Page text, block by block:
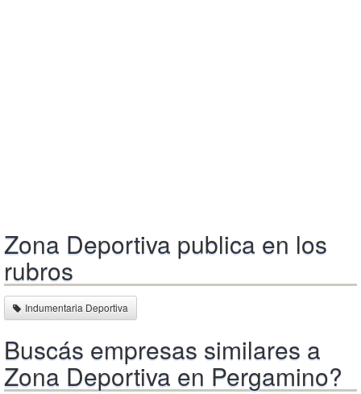
Zona Deportiva publica en los
rubros
Indumentaria Deportiva
Buscás empresas similares a
Zona Deportiva en Pergamino?